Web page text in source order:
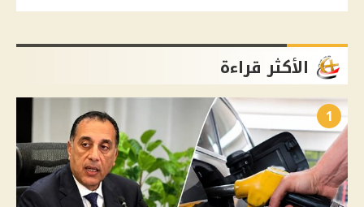
الأكثر قراءة
1